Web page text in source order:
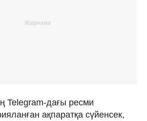
Telegram-дағы ресми
ақпаратқа сүйенсек,